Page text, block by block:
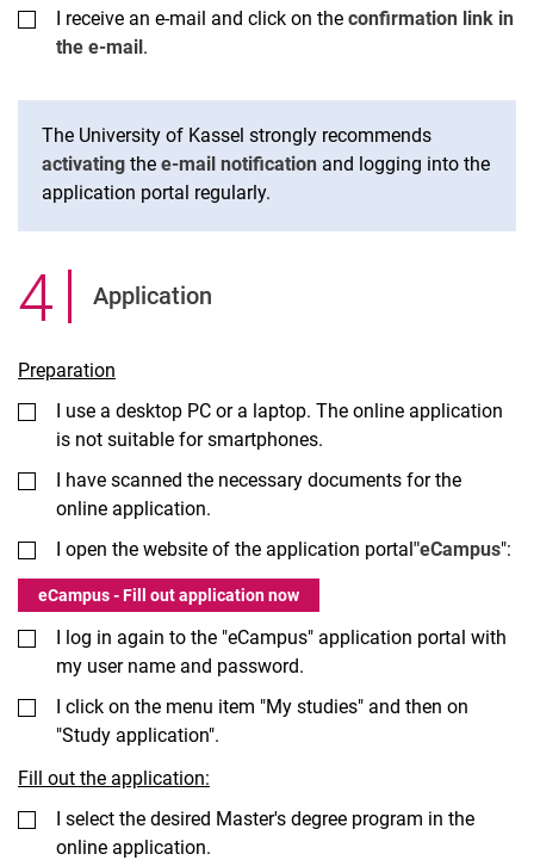
I receive an e-mail and click on the confirmation link in
the e-mail.
The University of Kassel strongly recommends
activating the e-mail notification and logging into the
application portal regularly.
4. Application
Preparation
I use a desktop PC or a laptop. The online application
is not suitable for smartphones.
I have scanned the necessary documents for the
online application.
I open the website of the application portal"eCampus":
eCampus - Fill out application now
I log in again to the "eCampus" application portal with
my user name and password.
I click on the menu item "My studies" and then on
"Study application".
Fill out the application:
I select the desired Master's degree program in the
online application.